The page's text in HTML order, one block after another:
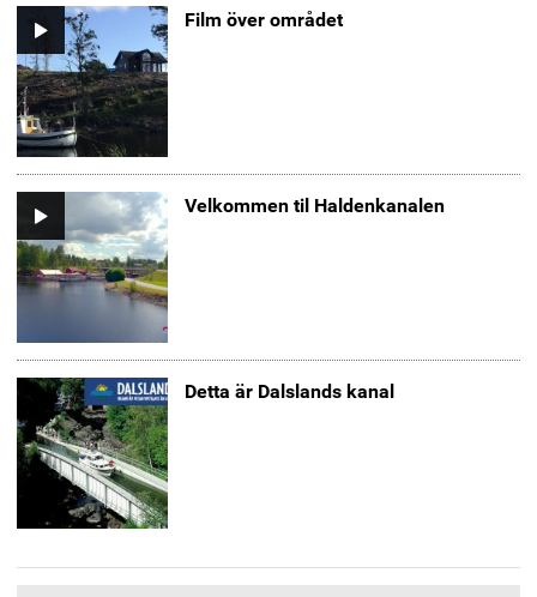
Film över området
Video
Velkommen til Haldenkanalen
Video
Detta är Dalslands kanal